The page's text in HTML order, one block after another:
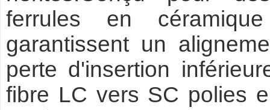
ferrules en
garantissent un
perte d'insertion
fibre LC vers SC polies